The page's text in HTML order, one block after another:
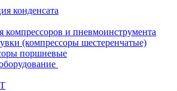
конденсата
компрессоров и пневмоинструмента
(компрессоры шестеренчатые)
поршневые